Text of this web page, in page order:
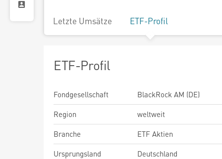
Letzte Umsätze ETF-Profil
ETF-Profil
Fondgesellschaft
BlackRock AM (DE)
Region
weltweit
Branche
ETF Aktien
Ursprungsland
Deutschland